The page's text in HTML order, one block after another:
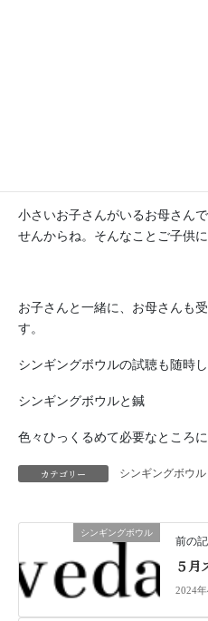
小さいお子さんがいるお母さん
せんからね。そんなことご子供
お子さんと一緒に、お母さんも
す。
シンギングボウルの試聴も随時し
シンギングボウルと鍼
色々ひっくるめて必要なところ
カテゴリー シンギングボウル
シンギングボウル
前の
５月
2024